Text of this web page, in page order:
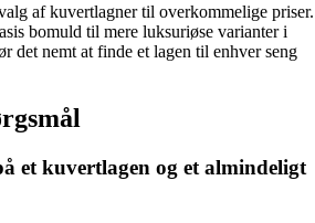
af kuvertlagner til overkommelige priser.
bomuld til mere luksuriøse varianter i
det nemt at finde et lagen til enhver seng
et kuvertlagen og et almindeligt